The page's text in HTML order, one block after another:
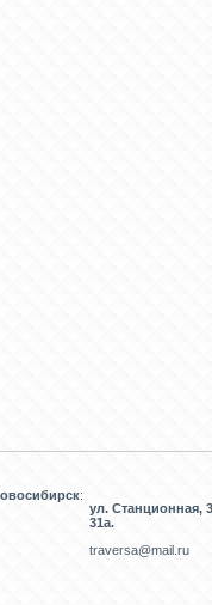
:
ул. Станционная,
31а.
traversa@mail.ru